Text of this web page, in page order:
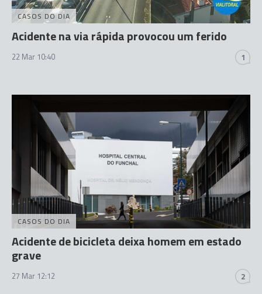
CASOS DO DIA
Acidente na via rápida provocou um ferido
22 Mar 10:40 1
CASOS DO DIA
Acidente de bicicleta deixa homem em estado
grave
27 Mar 12:12 2